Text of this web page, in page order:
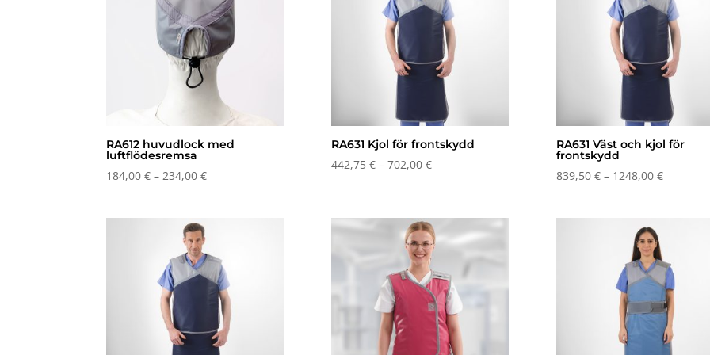
RA612 huvudlock med
luftflödesremsa
184,00€ – 234,00€Prisintervall:
RA631 Kjol för frontskydd
442,75 € – 702,00 €Prisintervall:
702,00 €
RA631 Väst och kjol för
frontskydd
839,50 € – 1248,00 €